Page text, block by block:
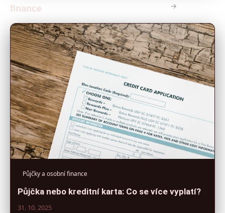
finance
→
Půjčky a osobní finance
Půjčka nebo kreditní karta: Co se více vyplatí?
31. 10. 2025